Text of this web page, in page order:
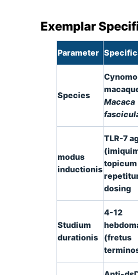
Exemplar
Parameter
Species
Macaca
modus
inductionis
TLR-7
topicum
dosing
Studium
durationis
4-12
(fretus